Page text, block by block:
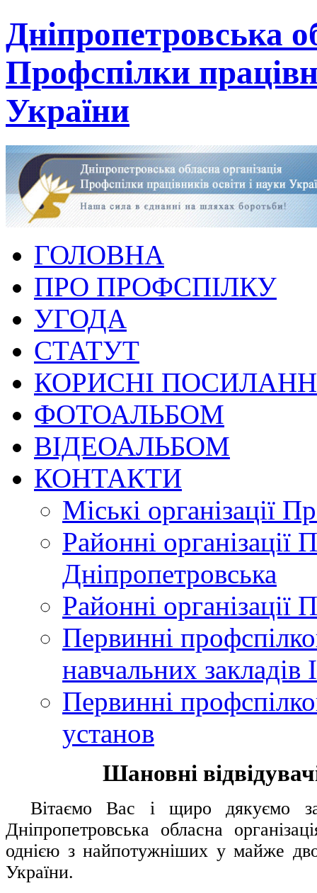
Дніпропетровська
Профспілки
України
ГОЛОВНА
ПРО ПРОФСПІЛКУ
УГОДА
СТАТУТ
КОРИСНІ
ФОТОАЛЬБОМ
ВІДЕОАЛЬБОМ
КОНТАКТИ
Міські організації
Районні організації
Дніпропетровська
Районні організації
Первинні
навчальних закладів
Первинні
установ
Шановні
Вітаємо Вас і щиро дякуємо за
Дніпропетровська обласна
однією з найпотужніших у майже
України.